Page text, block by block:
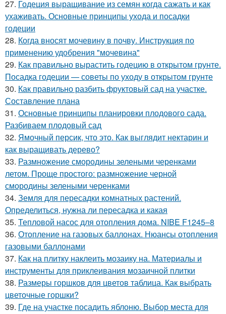
27. Годеция выращивание из семян когда сажать и как
ухаживать. Основные принципы ухода и посадки
годеции
28. Когда вносят мочевину в почву. Инструкция по
применению удобрения "мочевина"
29. Как правильно вырастить годецию в открытом грунте.
Посадка годеции — советы по уходу в открытом грунте
30. Как правильно разбить фруктовый сад на участке.
Составление плана
31. Основные принципы планировки плодового сада.
Разбиваем плодовый сад
32. Ямочный персик, что это. Как выглядит нектарин и
как выращивать дерево?
33. Размножение смородины зелеными черенками
летом. Проще простого: размножение черной
смородины зелеными черенками
34. Земля для пересадки комнатных растений.
Определиться, нужна ли пересадка и какая
35. Тепловой насос для отопления дома. NIBE F1245–8
36. Отопление на газовых баллонах. Нюансы отопления
газовыми баллонами
37. Как на плитку наклеить мозаику на. Материалы и
инструменты для приклеивания мозаичной плитки
38. Размеры горшков для цветов таблица. Как выбрать
цветочные горшки?
39. Где на участке посадить яблоню. Выбор места для